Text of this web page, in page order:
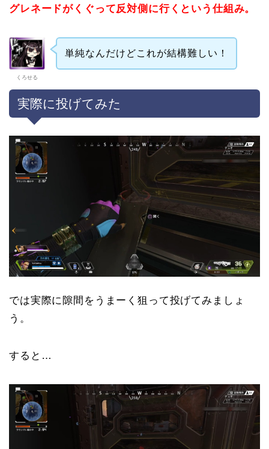
グレネードがくぐって反対側に行くという仕組み。
くろせる
単純なんだけどこれが結構難しい！
実際に投げてみた
では実際に隙間をうまーく狙って投げてみましょ
う。
すると…